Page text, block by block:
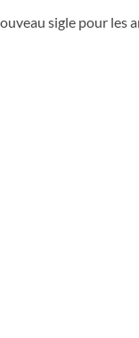
sigle pour les